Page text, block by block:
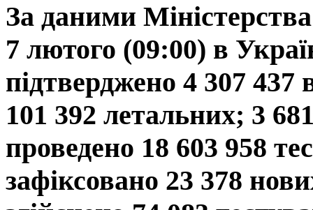
За даними
7 лютого (09:00) в
підтверджено 4 307 437
101 392 летальних; 3
проведено 18 603 958
зафіксовано 23 378